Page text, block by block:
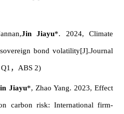
Jin Jiayu*. 2024, Climate
bond volatility[J].Journal
Q1，ABS 2)
Jiayu*, Zhao Yang. 2023, Effect
carbon risk: International firm-